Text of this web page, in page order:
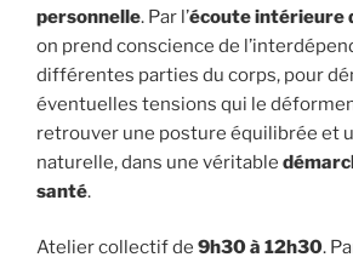
personnelle. Par l’écoute intérieure
on prend conscience de
différentes parties du corps, pour
éventuelles tensions qui le
retrouver une posture équilibrée et
naturelle, dans une véritable
santé.
Atelier collectif de 9h30 à 12h30.